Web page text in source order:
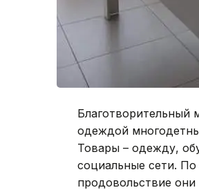
Благотворительный
одеждой
Товары – одежду,
социальные сети.
продовольствие